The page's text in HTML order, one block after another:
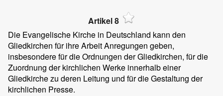
Artikel 8
Die Evangelische Kirche in Deutschland kann den
Gliedkirchen für ihre Arbeit Anregungen geben,
insbesondere für die Ordnungen der Gliedkirchen, für die
Zuordnung der kirchlichen Werke innerhalb einer
Gliedkirche zu deren Leitung und für die Gestaltung der
kirchlichen Presse.